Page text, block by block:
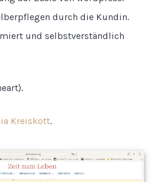
durch die Kundin.
und selbstverständlich
Kreiskott.